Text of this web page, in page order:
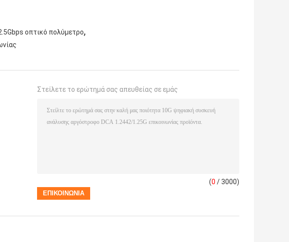
οπτικό πολύμετρο,
Στείλετε το ερώτημά σας απευθείας σε εμάς
(0 / 3000)